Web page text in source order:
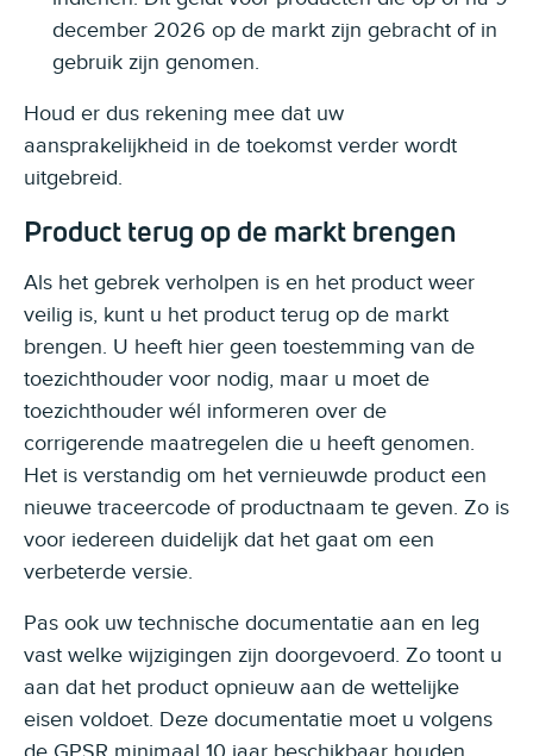
december 2026 op de markt zijn gebracht of in
gebruik zijn genomen.
Houd er dus rekening mee dat uw
aansprakelijkheid in de toekomst verder wordt
uitgebreid.
Product terug op de markt brengen
Als het gebrek verholpen is en het product weer
veilig is, kunt u het product terug op de markt
brengen. U heeft hier geen toestemming van de
toezichthouder voor nodig, maar u moet de
toezichthouder wél informeren over de
corrigerende maatregelen die u heeft genomen.
Het is verstandig om het vernieuwde product een
nieuwe traceercode of productnaam te geven. Zo is
voor iedereen duidelijk dat het gaat om een
verbeterde versie.
Pas ook uw technische documentatie aan en leg
vast welke wijzigingen zijn doorgevoerd. Zo toont u
aan dat het product opnieuw aan de wettelijke
eisen voldoet. Deze documentatie moet u volgens
de GPSR minimaal 10 jaar beschikbaar houden